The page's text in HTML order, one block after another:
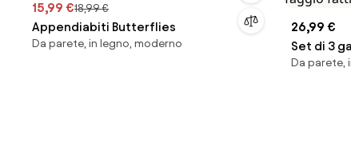
15,99 €18,99 €
Appendiabiti Butterflies
Da parete, in legno, moderno
26,99 €
Set di 3
faggio
Da parete,